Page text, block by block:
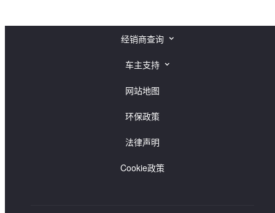
经销商查询
捷豹经销商查询
车主支持
捷豹车主支持
网站地图
环保政策
法律声明
Cookie政策